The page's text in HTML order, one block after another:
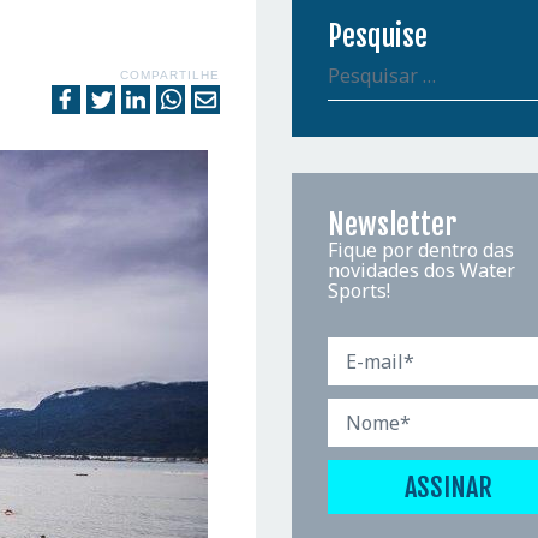
COMPARTILHE
Pesquise
Newsletter
Fique por dentro das
novidades dos Water
Sports!